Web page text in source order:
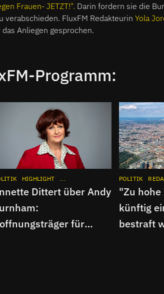
Frauen- JETZT!". Darin fordern sie die
verabschieden. FluxFM Redakteurin Yola
Anliegen gesprochen.
Programm:
INTERVIEW APP INSTAGRAM
HIGHLIGHT FLUX UM HALB INTERVIEW APP
Dittert über Andy
für
POLITIK
"Zu
künftig
bestraft